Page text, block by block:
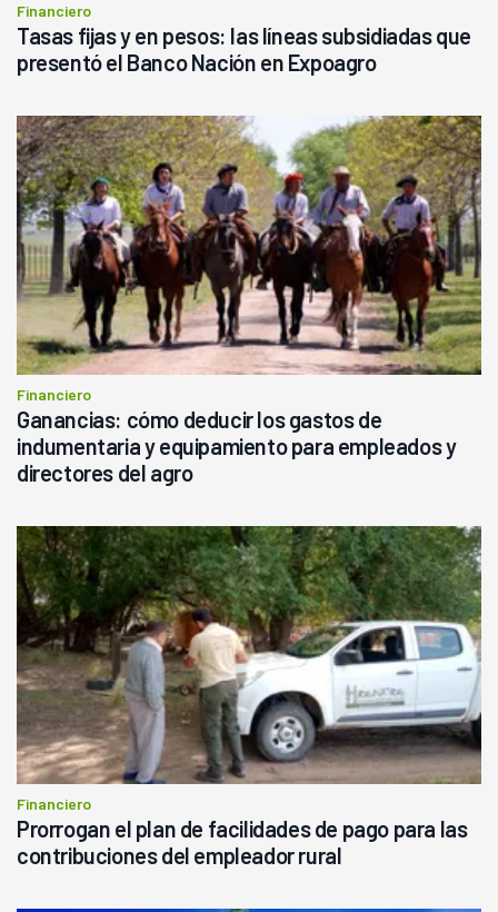
Financiero
Tasas fijas y en pesos: las líneas subsidiadas que
presentó el Banco Nación en Expoagro
Financiero
Ganancias: cómo deducir los gastos de
indumentaria y equipamiento para empleados y
directores del agro
Financiero
Prorrogan el plan de facilidades de pago para las
contribuciones del empleador rural